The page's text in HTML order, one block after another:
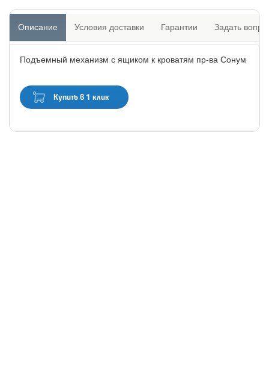
Описание Условия доставки Гарантии Задать
Подъемный механизм с ящиком к кроватям пр-ва Сонум
Купить в 1 клик